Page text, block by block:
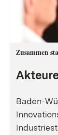
Zusammen
Baden-